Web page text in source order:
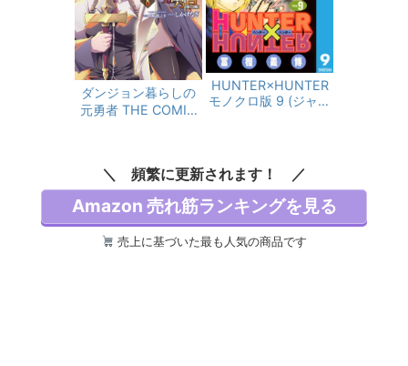
ダンジョン暮らしの
元勇者 THE COMIC
HUNTER×HUNTER
モノクロ版 9 (ジャン
頻繁に更新されます！
Amazon 売れ筋ランキングを見る
売上に基づいた最も人気の商品です